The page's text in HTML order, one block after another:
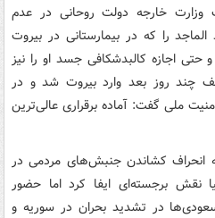
خارجه دولت روحانی در عدم
الماجد را که در بیمارستانی در بیروت
اجازه کالبدشکافی جسد او را نیز
چند روز بعد وارد بیروت شد و در
ملی گفت: آماده برقراری عالی‌ترین
انحراف کشاندن جنبش‌های مردمی در
نقش برجسته‌ای ایفا کرد اما حضور
در تشدید بحران در سوریه و